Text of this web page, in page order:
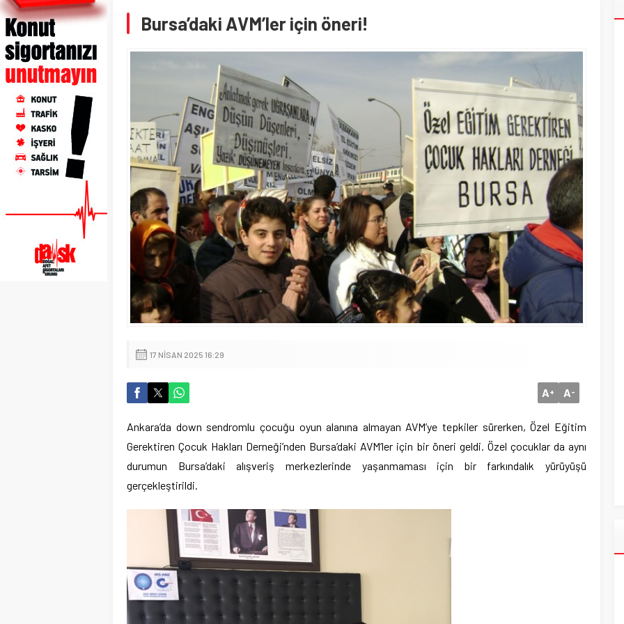
Bursa’daki AVM’ler için öneri!
17 NISAN 2025 16:29
A+ A-
Ankara’da down sendromlu çocuğu oyun alanına almayan AVM’ye tepkiler sürerken, Özel Eğitim
Gerektiren Çocuk Hakları Derneği’nden Bursa’daki AVM’ler için bir öneri geldi. Özel çocuklar da aynı
durumun Bursa’daki alışveriş merkezlerinde yaşanmaması için bir farkındalık yürüyüşü
gerçekleştirildi.